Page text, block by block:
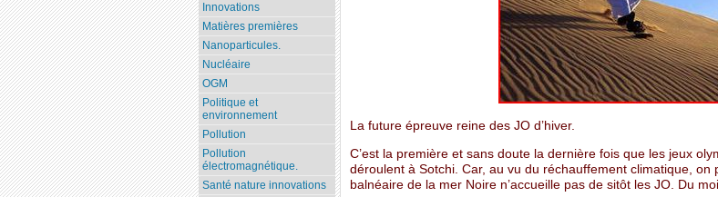
La future épreuve reine des JO d’hiver.
C’est la première et sans doute la dernière fois que les jeux
déroulent à Sotchi. Car, au vu du réchauffement climatique, on
balnéaire de la mer Noire n’accueille pas de sitôt les JO. Du
Innovations
Matières premières
Nanoparticules.
Nucléaire
OGM
Politique et
environnement
Pollution
Pollution
électromagnétique.
Santé nature innovations